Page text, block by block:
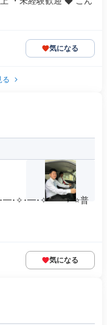
気になる
る
━･✧･━･✧･━･✧ ⭐普
気になる